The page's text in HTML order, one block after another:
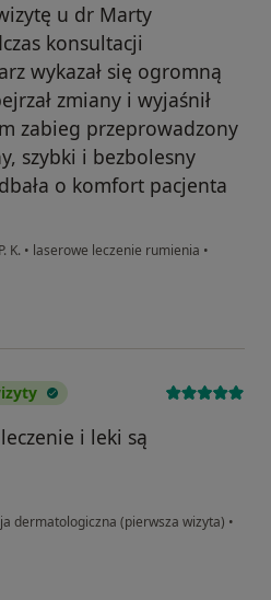
u dr Marty
konsultacji
wykazał się ogromną
zmiany i wyjaśnił
zabieg przeprowadzony
szybki i bezbolesny
o komfort pacjenta
K. • laserowe leczenie rumienia •
i leki są
dermatologiczna (pierwsza wizyta) •